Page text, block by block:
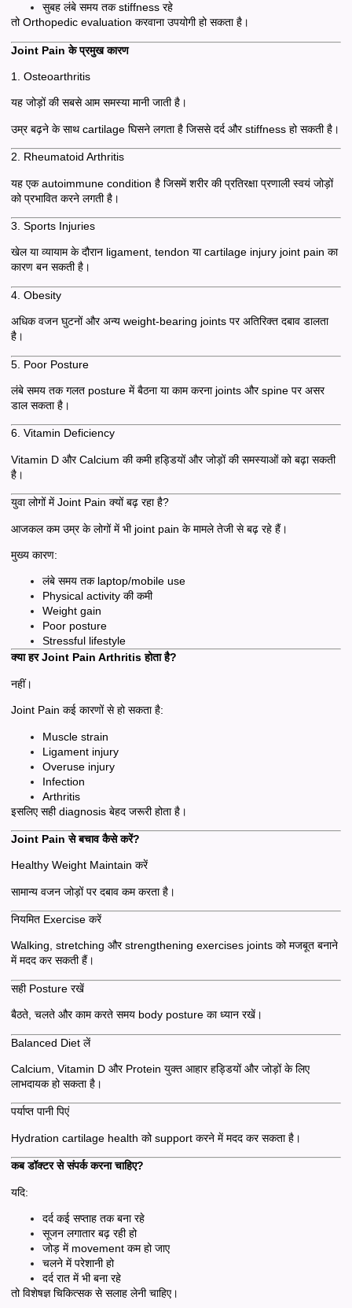
सुबह लंबे समय तक stiffness रहे
तो Orthopedic evaluation करवाना उपयोगी हो सकता है।
Joint Pain के प्रमुख कारण
1. Osteoarthritis
यह जोड़ों की सबसे आम समस्या मानी जाती है।
उम्र बढ़ने के साथ cartilage घिसने लगता है जिससे दर्द और stiffness हो सकती है।
2. Rheumatoid Arthritis
यह एक autoimmune condition है जिसमें शरीर की प्रतिरक्षा प्रणाली स्वयं जोड़ों
को प्रभावित करने लगती है।
3. Sports Injuries
खेल या व्यायाम के दौरान ligament, tendon या cartilage injury joint pain का
कारण बन सकती है।
4. Obesity
अधिक वजन घुटनों और अन्य weight-bearing joints पर अतिरिक्त दबाव डालता
है।
5. Poor Posture
लंबे समय तक गलत posture में बैठना या काम करना joints और spine पर असर
डाल सकता है।
6. Vitamin Deficiency
Vitamin D और Calcium की कमी हड्डियों और जोड़ों की समस्याओं को बढ़ा सकती
है।
युवा लोगों में Joint Pain क्यों बढ़ रहा है?
आजकल कम उम्र के लोगों में भी joint pain के मामले तेजी से बढ़ रहे हैं।
मुख्य कारण:
लंबे समय तक laptop/mobile use
Physical activity की कमी
Weight gain
Poor posture
Stressful lifestyle
क्या हर Joint Pain Arthritis होता है?
नहीं।
Joint Pain कई कारणों से हो सकता है:
Muscle strain
Ligament injury
Overuse injury
Infection
Arthritis
इसलिए सही diagnosis बेहद जरूरी होता है।
Joint Pain से बचाव कैसे करें?
Healthy Weight Maintain करें
सामान्य वजन जोड़ों पर दबाव कम करता है।
नियमित Exercise करें
Walking, stretching और strengthening exercises joints को मजबूत बनाने
में मदद कर सकती हैं।
सही Posture रखें
बैठते, चलते और काम करते समय body posture का ध्यान रखें।
Balanced Diet लें
Calcium, Vitamin D और Protein युक्त आहार हड्डियों और जोड़ों के लिए
लाभदायक हो सकता है।
पर्याप्त पानी पिएं
Hydration cartilage health को support करने में मदद कर सकता है।
कब डॉक्टर से संपर्क करना चाहिए?
यदि:
दर्द कई सप्ताह तक बना रहे
सूजन लगातार बढ़ रही हो
जोड़ में movement कम हो जाए
चलने में परेशानी हो
दर्द रात में भी बना रहे
तो विशेषज्ञ चिकित्सक से सलाह लेनी चाहिए।